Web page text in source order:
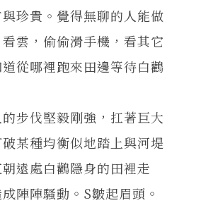
珍貴。覺得無聊的人能做
雲，偷偷滑手機，看其它
從哪裡跑來田邊等待白鸛
伐堅毅剛強，扛著巨大
某種均衡似地踏上與河堤
遠處白鸛隱身的田裡走
陣陣騷動。S皺起眉頭。